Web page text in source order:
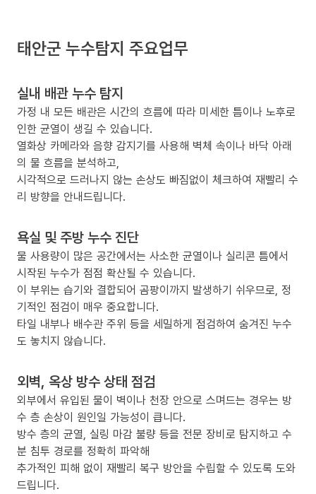
태안군 누수탐지 주요업무
실내 배관 누수 탐지
가정 내 모든 배관은 시간의 흐름에 따라 미세한 틈이나 노후로
인한 균열이 생길 수 있습니다.
열화상 카메라와 음향 감지기를 사용해 벽체 속이나 바닥 아래
의 물 흐름을 분석하고,
시각적으로 드러나지 않는 손상도 빠짐없이 체크하여 재빨리 수
리 방향을 안내드립니다.
욕실 및 주방 누수 진단
물 사용량이 많은 공간에서는 사소한 균열이나 실리콘 틈에서
시작된 누수가 점점 확산될 수 있습니다.
이 부위는 습기와 결합되어 곰팡이까지 발생하기 쉬우므로, 정
기적인 점검이 매우 중요합니다.
타일 내부나 배수관 주위 등을 세밀하게 점검하여 숨겨진 누수
도 놓치지 않습니다.
외벽, 옥상 방수 상태 점검
외부에서 유입된 물이 벽이나 천장 안으로 스며드는 경우는 방
수 층 손상이 원인일 가능성이 큽니다.
방수 층의 균열, 실링 마감 불량 등을 전문 장비로 탐지하고 수
분 침투 경로를 정확히 파악해
추가적인 피해 없이 재빨리 복구 방안을 수립할 수 있도록 도와
드립니다.